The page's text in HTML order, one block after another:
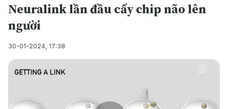
Neuralink lần đầu cấy chip não lên
người
30-01-2024, 17:38